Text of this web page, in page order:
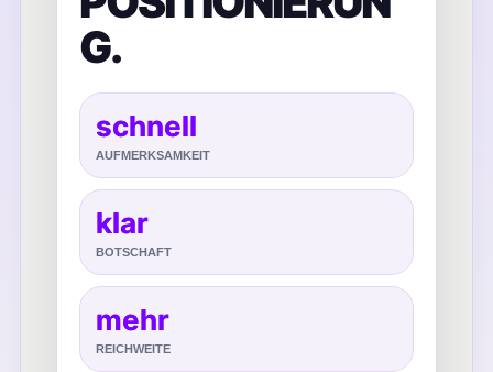
G.
schnell
AUFMERKSAMKEIT
klar
BOTSCHAFT
mehr
REICHWEITE